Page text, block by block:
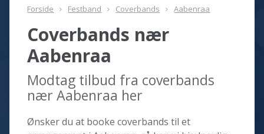
Forside Festband Coverbands Aabenraa
Coverbands nær
Aabenraa
Modtag tilbud fra coverbands
nær Aabenraa her
Ønsker du at booke coverbands til et